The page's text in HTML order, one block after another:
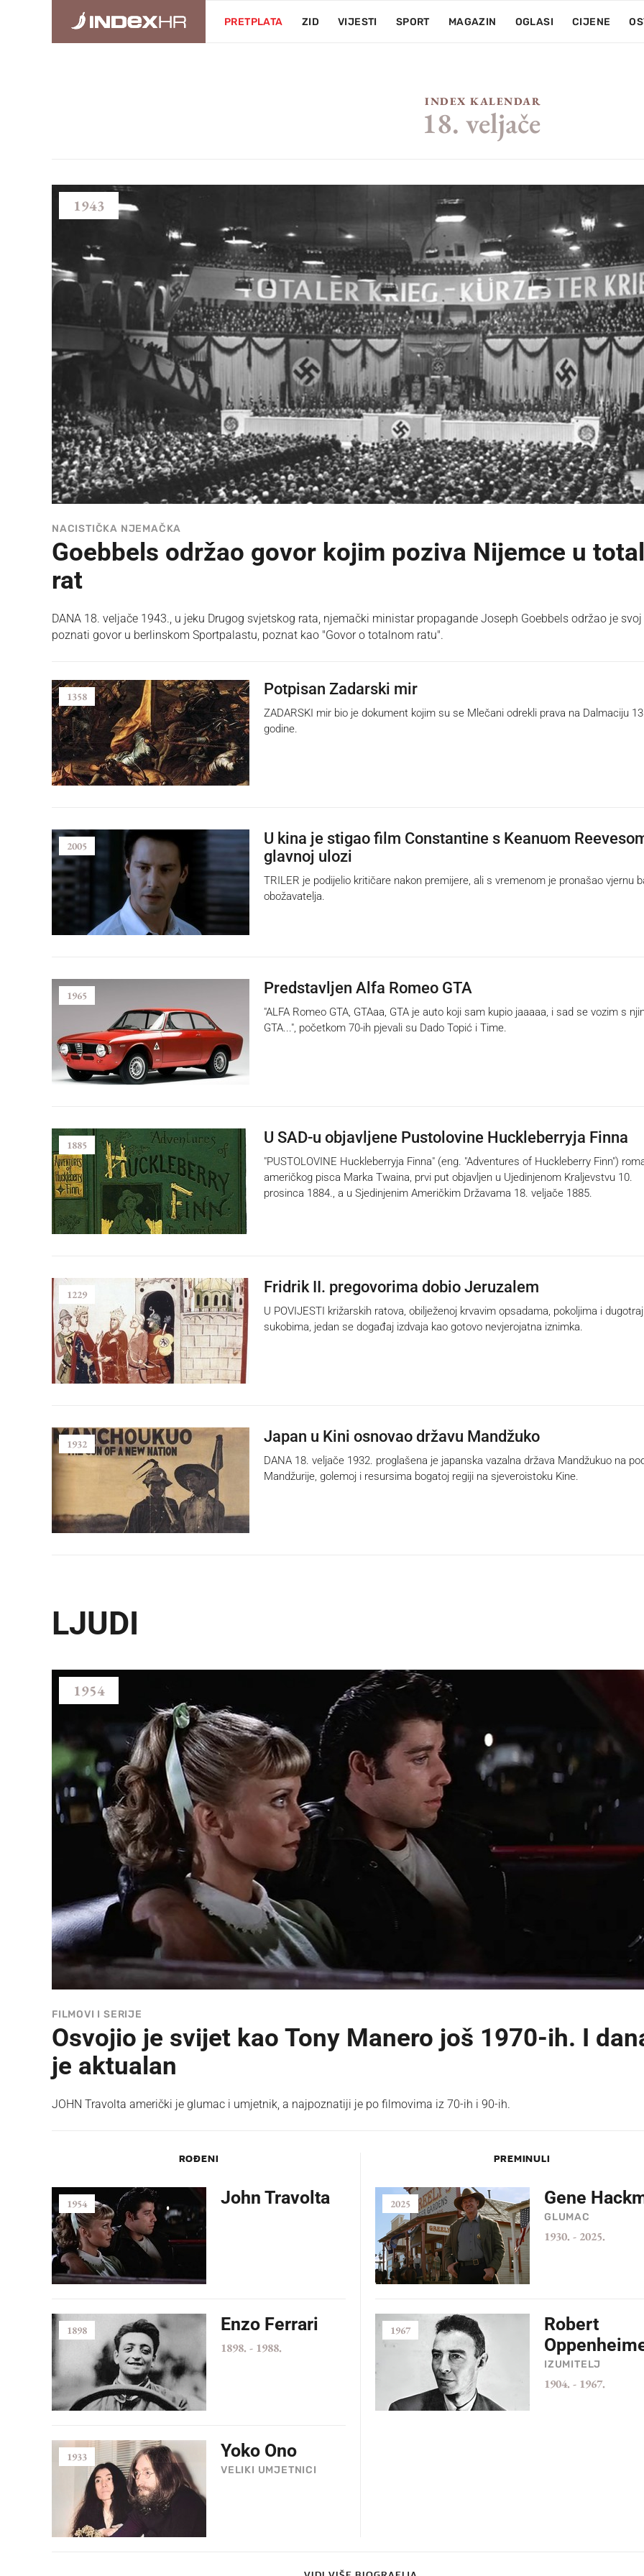
PRETPLATA ZID VIJESTI SPORT MAGAZIN OGLASI CIJENE
INDEX KALENDAR
18. veljače
NACISTIČKA NJEMAČKA
Goebbels održao govor kojim poziva Nijemce u
rat
1943
DANA 18. veljače 1943., u jeku Drugog svjetskog rata, njemački ministar propagande Joseph Goebbels održao je svoj
poznati govor u berlinskom Sportpalastu, poznat kao "Govor o totalnom ratu".
Potpisan Zadarski mir
ZADARSKI mir bio je dokument kojim su se Mlečani odrekli prava na Dalmaciju
godine.
1358
U kina je stigao film Constantine s Keanuom
glavnoj ulozi
TRILER je podijelio kritičare nakon premijere, ali s vremenom je pronašao vjernu
obožavatelja.
2005
Predstavljen Alfa Romeo GTA
"ALFA Romeo GTA, GTAaa, GTA je auto koji sam kupio jaaaaa, i sad se vozim s
GTA...", početkom 70-ih pjevali su Dado Topić i Time.
1965
U SAD-u objavljene Pustolovine Huckleberryja Finna
"PUSTOLOVINE Huckleberryja Finna" (eng. "Adventures of Huckleberry Finn")
američkog pisca Marka Twaina, prvi put objavljen u Ujedinjenom Kraljevstvu 10.
prosinca 1884., a u Sjedinjenim Američkim Državama 18. veljače 1885.
1885
Fridrik II. pregovorima dobio Jeruzalem
U POVIJESTI križarskih ratova, obilježenoj krvavim opsadama, pokoljima i
sukobima, jedan se događaj izdvaja kao gotovo nevjerojatna iznimka.
1229
Japan u Kini osnovao državu Mandžuko
DANA 18. veljače 1932. proglašena je japanska vazalna država Mandžukuo na
Mandžurije, golemoj i resursima bogatoj regiji na sjeveroistoku Kine.
1932
LJUDI
FILMOVI I SERIJE
Osvojio je svijet kao Tony Manero još 1970-ih. I
je aktualan
1954
JOHN Travolta američki je glumac i umjetnik, a najpoznatiji je po filmovima iz 70-ih i 90-ih.
ROĐENI
John Travolta
1954
Enzo Ferrari
1898. - 1988.
1898
Yoko Ono
VELIKI UMJETNICI
1933
PREMINULI
Gene
GLUMAC
1930. - 2025.
2025
Robert
IZUMITELJ
1904. - 1967.
1967